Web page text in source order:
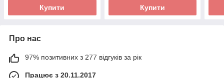
Купити Купити
Про нас
97% позитивних з 277 відгуків за рік
Працює з 20.11.2017